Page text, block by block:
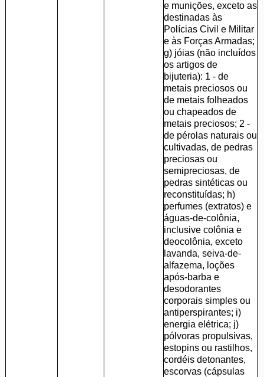
e munições, exceto as
destinadas às
Polícias Civil e Militar
e às Forças Armadas;
g) jóias (não incluídos
os artigos de
bijuteria): 1 - de
metais preciosos ou
de metais folheados
ou chapeados de
metais preciosos; 2 -
de pérolas naturais ou
cultivadas, de pedras
preciosas ou
semipreciosas, de
pedras sintéticas ou
reconstituídas; h)
perfumes (extratos) e
águas-de-colônia,
inclusive colônia e
deocolônia, exceto
lavanda, seiva-de-
alfazema, loções
após-barba e
desodorantes
corporais simples ou
antiperspirantes; i)
energia elétrica; j)
pólvoras propulsivas,
estopins ou rastilhos,
cordéis detonantes,
escorvas (cápsulas